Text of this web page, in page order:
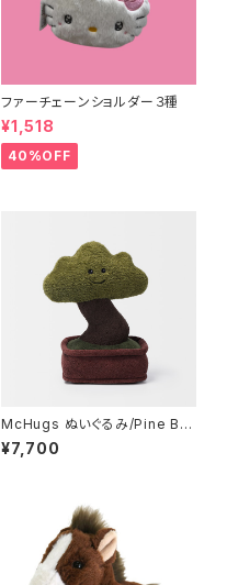
ファーチェーンショルダー３種
¥1,518
40%OFF
McHugs ぬいぐるみ/Pine Bo
nsai
¥7,700